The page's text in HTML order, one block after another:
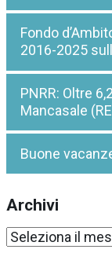
Fondo
2016-2025
PNRR: Oltre
Mancasale
Buone
Archivi
Archivi